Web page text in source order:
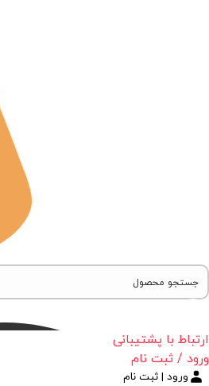
ارتباط با پشتیبانی
ورود / ثبت نام
ورود | ثبت نام